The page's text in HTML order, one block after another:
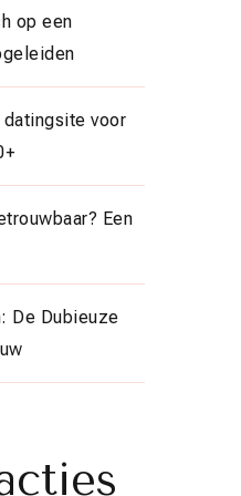
op een
voor
Een
De Dubieuze